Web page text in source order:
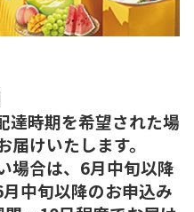
時期を希望された場
けいたします。
場合は、6月中旬以降
中旬以降のお申込み